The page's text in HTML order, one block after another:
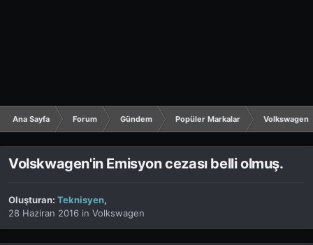
Ana Sayfa Forum Gündem Popüler Markalar Volkswagen
Volskwagen'in Emisyon cezası belli olmuş.
Oluşturan: Teknisyen,
28 Haziran 2016 in Volkswagen